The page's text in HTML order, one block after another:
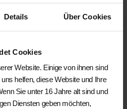
Details Über Cookies
Cookies
Website. Einige von ihnen sind
helfen, diese Website und Ihre
Sie unter 16 Jahre alt sind und
Diensten geben möchten,